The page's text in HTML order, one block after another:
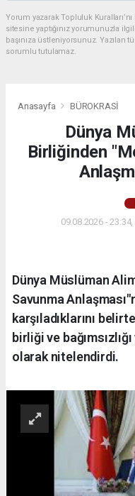
Yorum yazarak Topluluk
sitesine yaptığınız yorumunuzla
başınıza üstleniyorsunuz.
sorumlu tutulamaz.
Anasayfa BÜROKRASİ
Dünya
Birliğinden
09.08.2026 -
Dünya Müslüman
Savunma
karşıladıklarını
birliği ve
olarak nitelendirdi.